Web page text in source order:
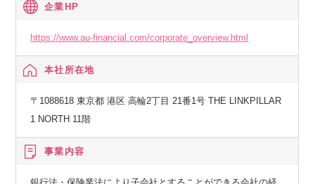
企業HP
https://www.au-financial.com/corporate_overview.html
本社所在地
〒1088618 東京都 港区 高輪2丁目 21番1号 THE LINKPILLAR
1 NORTH 11階
事業内容